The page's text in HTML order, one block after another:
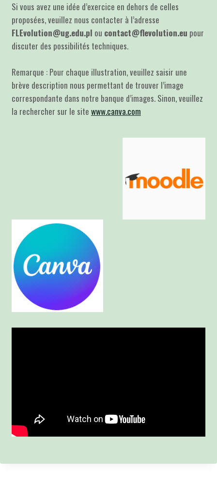
Si vous avez une idée d’exercice en dehors de celles
proposées, veuillez nous contacter à l’adresse
FLEvolution@ug.edu.pl ou contact@flevolution.eu pour
discuter des possibilités techniques.
Remarque : Pour chaque illustration, veuillez saisir une
brève description nous permettant de trouver l’image
correspondante dans notre banque d’images. Sinon, veuillez
la rechercher sur le site www.canva.com